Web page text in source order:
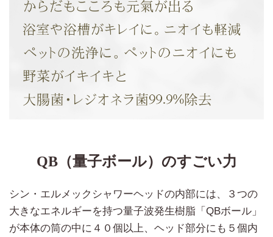
QB（量子ボール）のすごい力
シン・エルメックシャワーヘッドの内部には、３つの
大きなエネルギーを持つ量子波発生樹脂「QBボール」
が本体の筒の中に４０個以上、ヘッド部分にも５個内